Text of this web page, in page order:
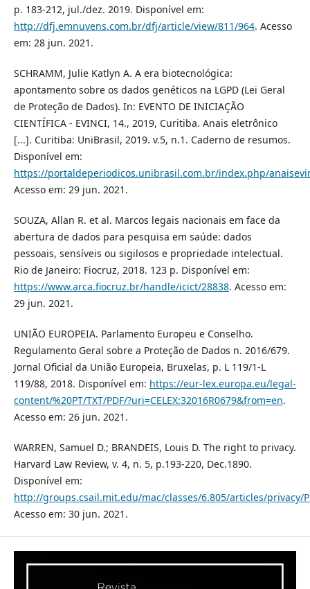
p. 183-212, jul./dez. 2019. Disponível em:
http://dfj.emnuvens.com.br/dfj/article/view/811/964. Acesso
em: 28 jun. 2021.
SCHRAMM, Julie Katlyn A. A era biotecnológica:
apontamento sobre os dados genéticos na LGPD (Lei Geral
de Proteção de Dados). In: EVENTO DE INICIAÇÃO
CIENTÍFICA - EVINCI, 14., 2019, Curitiba. Anais eletrônico
[...]. Curitiba: UniBrasil, 2019. v.5, n.1. Caderno de resumos.
Disponível em:
https://portaldeperiodicos.unibrasil.com.br/index.php/
Acesso em: 29 jun. 2021.
SOUZA, Allan R. et al. Marcos legais nacionais em face da
abertura de dados para pesquisa em saúde: dados
pessoais, sensíveis ou sigilosos e propriedade intelectual.
Rio de Janeiro: Fiocruz, 2018. 123 p. Disponível em:
https://www.arca.fiocruz.br/handle/icict/28838. Acesso em:
29 jun. 2021.
UNIÃO EUROPEIA. Parlamento Europeu e Conselho.
Regulamento Geral sobre a Proteção de Dados n. 2016/679.
Jornal Oficial da União Europeia, Bruxelas, p. L 119/1-L
119/88, 2018. Disponível em: https://eur-lex.europa.eu/legal-
content/%20PT/TXT/PDF/?uri=CELEX:32016R0679&from=en.
Acesso em: 26 jun. 2021.
WARREN, Samuel D.; BRANDEIS, Louis D. The right to privacy.
Harvard Law Review, v. 4, n. 5, p.193-220, Dec.1890.
Disponível em:
http://groups.csail.mit.edu/mac/classes/6.805/articles/privacy/
Acesso em: 30 jun. 2021.